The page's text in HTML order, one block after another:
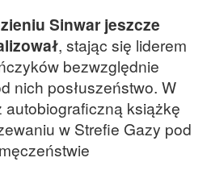
Sinwar jeszcze
, stając się liderem
bezwzględnie
nich posłuszeństwo. W
autobiograficzną książkę
w Strefie Gazy pod